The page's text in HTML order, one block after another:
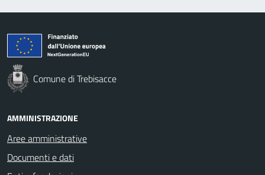
Comune di Trebisacce
AMMINISTRAZIONE
Aree amministrative
Documenti e dati